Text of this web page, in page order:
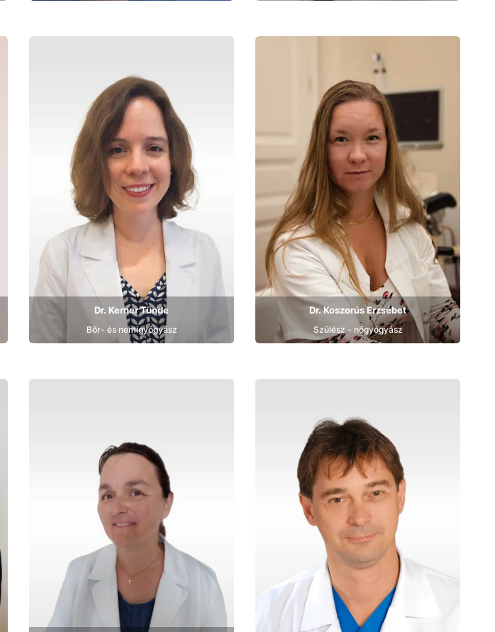
Dr. Kerner Tünde
Bőr- és nemigyógyász
Dr. Koszorús Erzsébet
Szülész - nőgyógyász